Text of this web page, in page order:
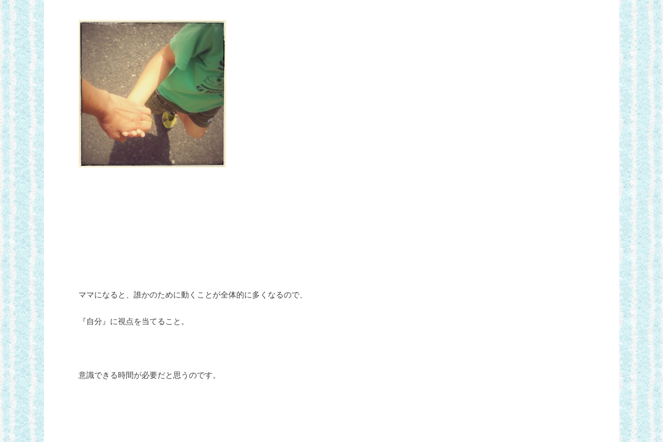
ママになると、誰かのために動くことが全体的に多くなるので、
『自分』に視点を当てること。
意識できる時間が必要だと思うのです。